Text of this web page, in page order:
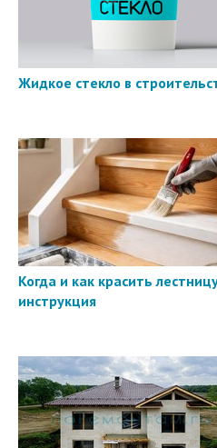
Жидкое стекло в
Когда и как красить
инструкция